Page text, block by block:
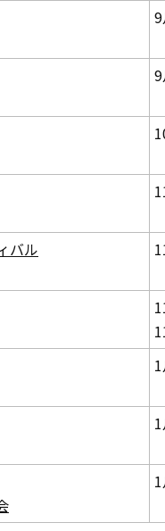
バル